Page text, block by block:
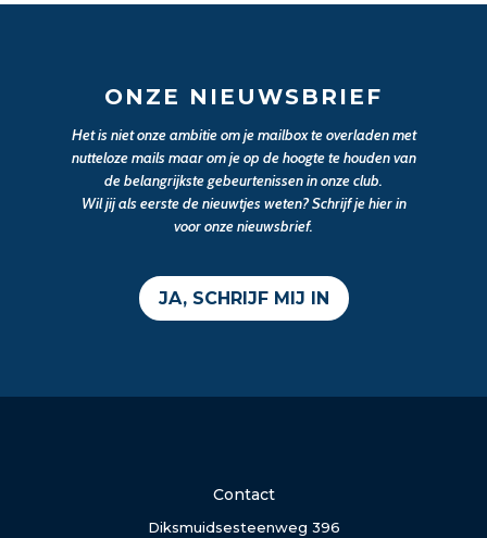
ONZE NIEUWSBRIEF
Het is niet onze ambitie om je mailbox te overladen met
nutteloze mails maar om je op de hoogte te houden van
de belangrijkste gebeurtenissen in onze club.
Wil jij als eerste de nieuwtjes weten? Schrijf je hier in
voor onze nieuwsbrief.
JA, SCHRIJF MIJ IN
Contact
Diksmuidsesteenweg 396